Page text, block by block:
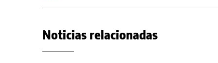
Noticias relacionadas